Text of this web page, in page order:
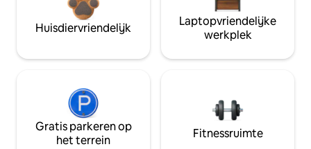
Huisdiervriendelijk
Laptopvriendelijke
werkplek
Gratis parkeren op
het terrein
Fitnessruimte